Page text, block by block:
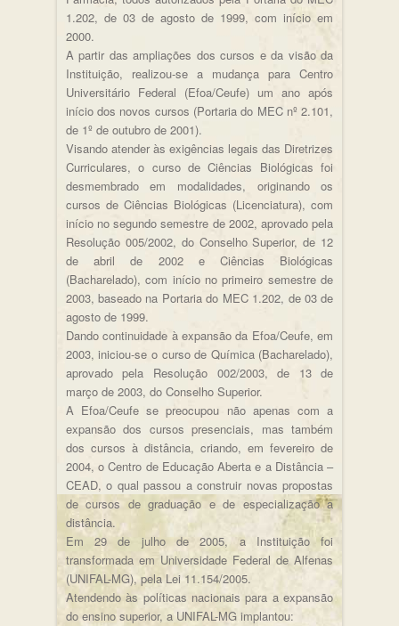
1.202, de 03 de agosto de 1999, com início em
2000.
A partir das ampliações dos cursos e da visão da
Instituição, realizou-se a mudança para Centro
Universitário Federal (Efoa/Ceufe) um ano após
início dos novos cursos (Portaria do MEC nº 2.101,
de 1º de outubro de 2001).
Visando atender às exigências legais das Diretrizes
Curriculares, o curso de Ciências Biológicas foi
desmembrado em modalidades, originando os
cursos de Ciências Biológicas (Licenciatura), com
início no segundo semestre de 2002, aprovado pela
Resolução 005/2002, do Conselho Superior, de 12
de abril de 2002 e Ciências Biológicas
(Bacharelado), com início no primeiro semestre de
2003, baseado na Portaria do MEC 1.202, de 03 de
agosto de 1999.
Dando continuidade à expansão da Efoa/Ceufe, em
2003, iniciou-se o curso de Química (Bacharelado),
aprovado pela Resolução 002/2003, de 13 de
março de 2003, do Conselho Superior.
A Efoa/Ceufe se preocupou não apenas com a
expansão dos cursos presenciais, mas também
dos cursos à distância, criando, em fevereiro de
2004, o Centro de Educação Aberta e a Distância –
CEAD, o qual passou a construir novas propostas
de cursos de graduação e de especialização a
distância.
Em 29 de julho de 2005, a Instituição foi
transformada em Universidade Federal de Alfenas
(UNIFAL-MG), pela Lei 11.154/2005.
Atendendo às políticas nacionais para a expansão
do ensino superior, a UNIFAL-MG implantou: